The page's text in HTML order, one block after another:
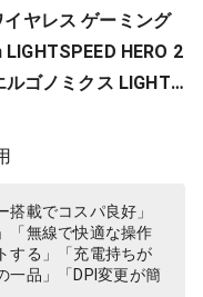
ヤレス ゲーミング
HERO 2
ルゴノミクス LIGHTS
無線 充電 対
マウス 充電式 無線 P
ァイナルファンタジ
ル 】
搭載でコスパ良好」
「無線で快適な操作
する」「充電持ちが
一品」「DPI変更が簡